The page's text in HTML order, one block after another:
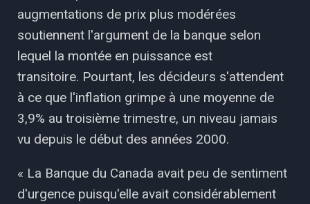
augmentations de prix plus modérées
soutiennent l'argument de la banque selon
lequel la montée en puissance est
transitoire. Pourtant, les décideurs s'attendent
à ce que l'inflation grimpe à une moyenne de
3,9% au troisième trimestre, un niveau jamais
vu depuis le début des années 2000.
« La Banque du Canada avait peu de sentiment
d'urgence puisqu'elle avait considérablement